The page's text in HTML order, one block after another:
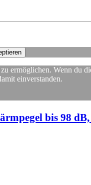
bis 98
ermöglichen. Wenn du
einverstanden.